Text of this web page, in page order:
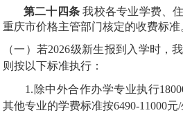
第二十四条 我校各专业学费、
重庆市价格主管部门核定的收费标准
（一）若2026级新生报到入学时，
则按以下标准执行：
1.除中外合作办学专业执行
其他专业的学费标准按6490-11000元/